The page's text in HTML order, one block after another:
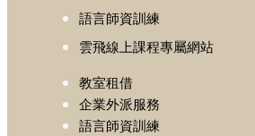
語言師資訓練
雲飛線上課程專屬網站
教室租借
企業外派服務
語言師資訓練